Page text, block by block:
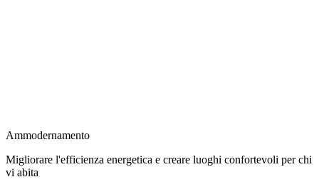
Ammodernamento
Migliorare l'efficienza energetica e creare luoghi confortevoli per chi
vi abita